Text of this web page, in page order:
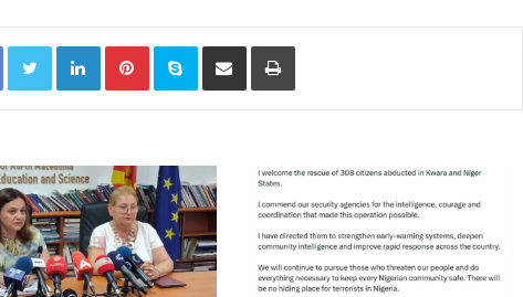
FacebookTwitterLinkedInPinterestSkype Сподели преку Е-маил Испринтај